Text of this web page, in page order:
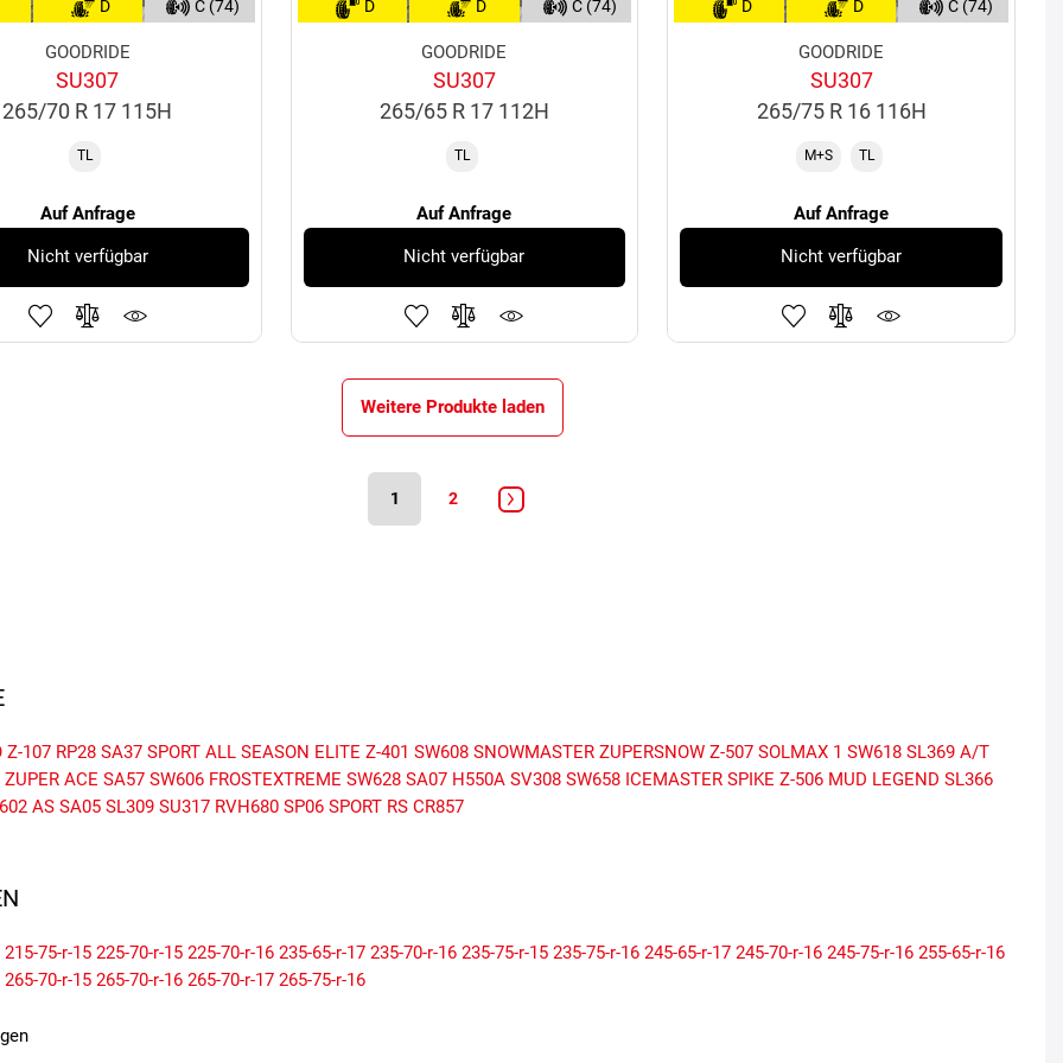
D C (74)
GOODRIDE
SU307
265/70 R 17 115H
TL
Auf Anfrage
Nicht verfügbar
D D C (74)
GOODRIDE
SU307
265/65 R 17 112H
TL
Auf Anfrage
Nicht verfügbar
D D C (74)
GOODRIDE
SU307
265/75 R 16 116H
M+S TL
Auf Anfrage
Nicht verfügbar
Weitere Produkte laden
1 2
Z-107 RP28 SA37 SPORT ALL SEASON ELITE Z-401 SW608 SNOWMASTER ZUPERSNOW Z-507 SOLMAX 1 SW618 SL369 A/T
ZUPER ACE SA57 SW606 FROSTEXTREME SW628 SA07 H550A SV308 SW658 ICEMASTER SPIKE Z-506 MUD LEGEND SL366
AS SA05 SL309 SU317 RVH680 SP06 SPORT RS CR857
215-75-r-15 225-70-r-15 225-70-r-16 235-65-r-17 235-70-r-16 235-75-r-15 235-75-r-16 245-65-r-17 245-70-r-16 245-75-r-16 255-65-r-16
265-70-r-15 265-70-r-16 265-70-r-17 265-75-r-16